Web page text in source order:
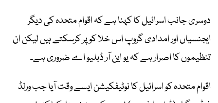
دوسری جانب اسرائیل کا کہنا ہے کہ اقوام متحدہ کی دیگر
ایجنسیاں اور امدادی گروپ اس خلا کو پر کرسکتے ہیں لیکن ان
تنظیموں کا اصرار ہے کہ یو این آر ڈبلیو اے ضروری ہے۔
اقوام متحدہ کو اسرائیل کا نوٹیفکیشن ایسے وقت آیا جب ورلڈ